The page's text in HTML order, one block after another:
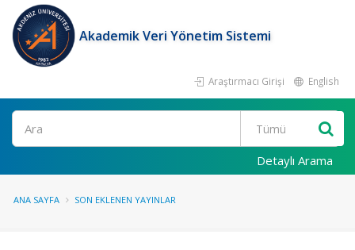
Akademik Veri Yönetim Sistemi
Araştırmacı Girişi English
Ara
Detaylı Arama
ANA SAYFA SON EKLENEN YAYINLAR